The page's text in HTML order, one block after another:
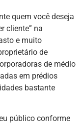
quem você deseja
cliente” na
e muito
de
de médio
em prédios
bastante
público conforme